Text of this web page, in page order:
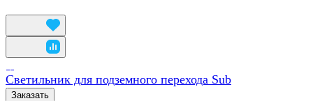
Светильник для подземного перехода Sub
Заказать